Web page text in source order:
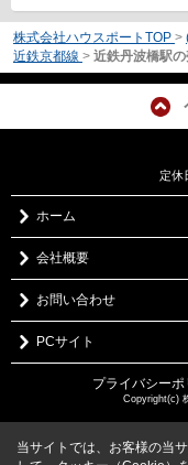
株式会社ハウスポートTOP >
近鉄京都線 > 近鉄丹波橋駅
定休
ホーム
会社概要
お問い合わせ
PCサイト
プライバシーポ
Copyright(c)
当サイトでは、お客様の当